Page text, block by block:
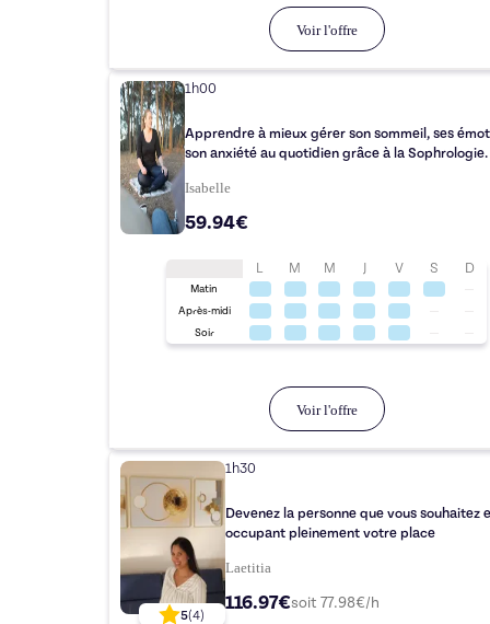
Voir l'offre
1h00
Apprendre à mieux gérer son sommeil, ses
son anxiété au quotidien grâce à la Sophrologie.
Isabelle
59.94€
L M M J V S D
Matin
Après-midi
Soir
Voir l'offre
5(4)
1h30
Devenez la personne que vous souhaitez
occupant pleinement votre place
Laetitia
116.97€soit 77.98€/h